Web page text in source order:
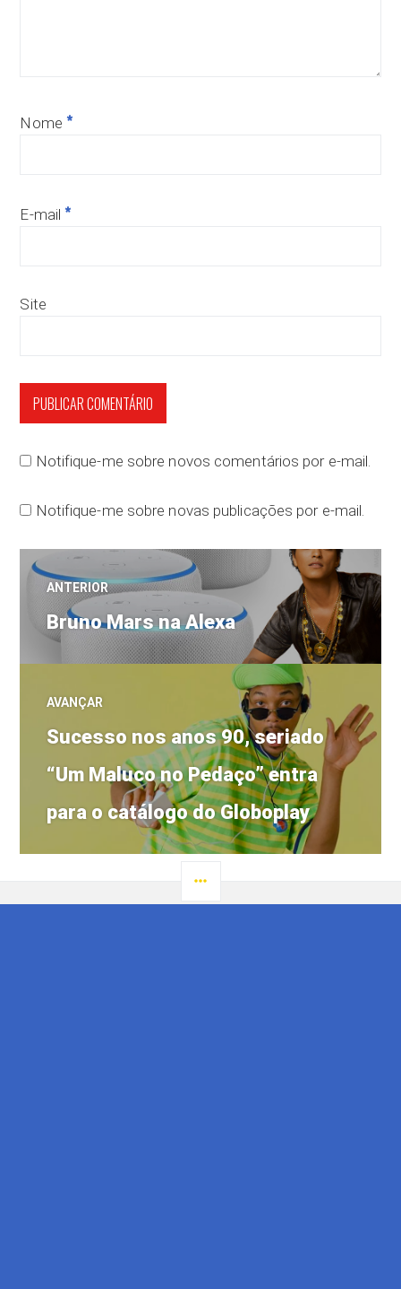
Nome *
E-mail *
Site
Notifique-me sobre novos comentários por e-mail.
Notifique-me sobre novas publicações por e-mail.
Navegação
de
Post
ANTERIOR
Post
anterior:
Bruno Mars na Alexa
AVANÇAR
Próximo
post:
Sucesso nos anos 90, seriado
“Um Maluco no Pedaço” entra
para o catálogo do Globoplay